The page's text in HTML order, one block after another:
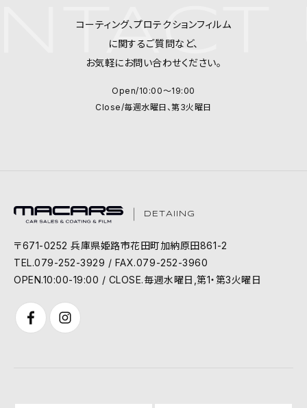
コーティング、プロテクションフィルム
に関するご質問など、
お気軽にお問い合わせください。
Open/10:00～19:00
Close/毎週水曜日、第3火曜日
DETAIING
〒671-0252 兵庫県姫路市花田町加納原田861-2
TEL.079-252-3929 / FAX.079-252-3960
OPEN.10:00-19:00 / CLOSE.毎週水曜日,第1・第3火曜日